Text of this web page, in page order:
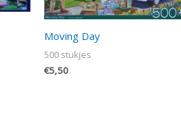
Moving Day
500 stukjes
€5,50